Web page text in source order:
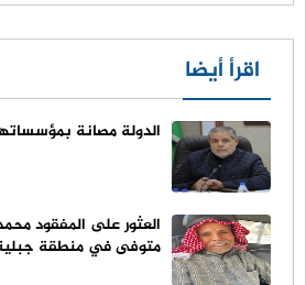
اقرأ أيضا
الدولة مصانة
العثور على المفقود
متوفى في منطقة جبلية